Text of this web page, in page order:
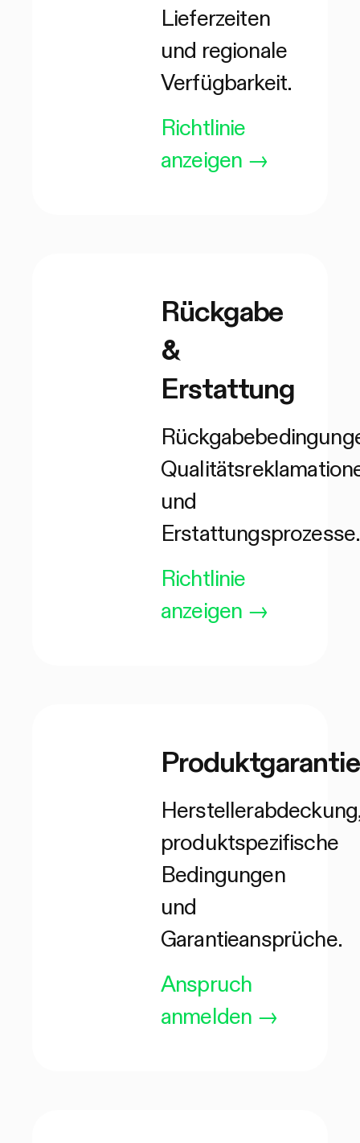
Lieferzeiten
und regionale
Verfügbarkeit.
Richtlinie
anzeigen →
Rückgabe
&
Erstattung
und
Erstattungsprozesse.
Richtlinie
anzeigen →
Produktgarantie
produktspezifische
Bedingungen
und
Garantieansprüche.
Anspruch
anmelden →